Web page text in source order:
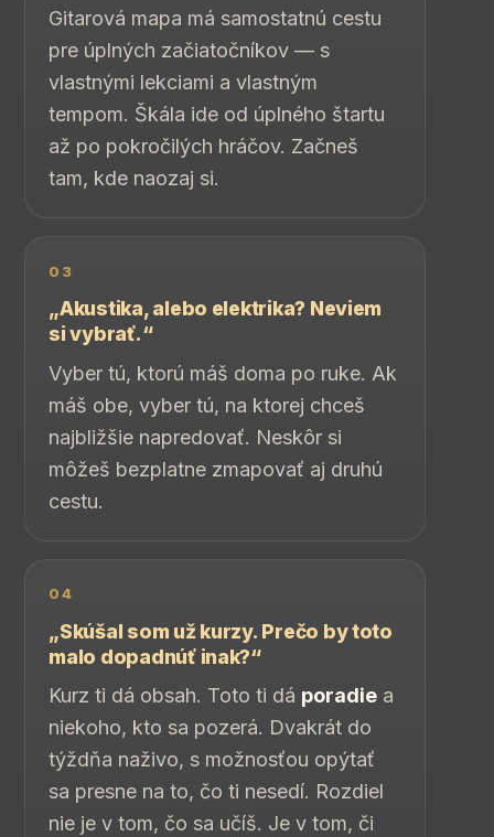
Gitarová mapa má samostatnú cestu
pre úplných začiatočníkov — s
vlastnými lekciami a vlastným
tempom. Škála ide od úplného štartu
až po pokročilých hráčov. Začneš
tam, kde naozaj si.
03
„Akustika, alebo elektrika? Neviem
si vybrať.“
Vyber tú, ktorú máš doma po ruke. Ak
máš obe, vyber tú, na ktorej chceš
najbližšie napredovať. Neskôr si
môžeš bezplatne zmapovať aj druhú
cestu.
04
„Skúšal som už kurzy. Prečo by toto
malo dopadnúť inak?“
Kurz ti dá obsah. Toto ti dá poradie a
niekoho, kto sa pozerá. Dvakrát do
týždňa naživo, s možnosťou opýtať
sa presne na to, čo ti nesedí. Rozdiel
nie je v tom, čo sa učíš. Je v tom, či